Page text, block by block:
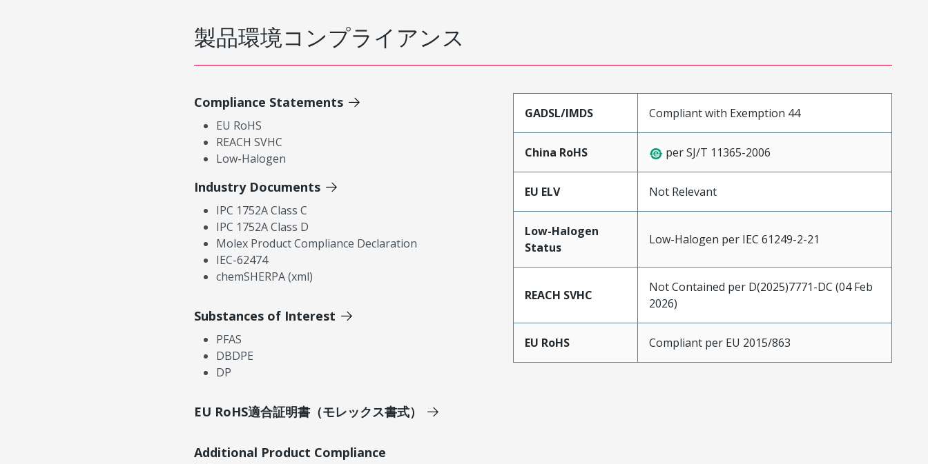
製品環境コンプライアンス
Compliance Statements
EU RoHS
REACH SVHC
Low-Halogen
Industry Documents
IPC 1752A Class C
IPC 1752A Class D
Molex Product Compliance Declaration
IEC-62474
chemSHERPA (xml)
Substances of Interest
PFAS
DBDPE
DP
EU RoHS適合証明書（モレックス書式）
Additional Product Compliance
GADSL/IMDS Compliant with Exemption 44
China RoHS per SJ/T 11365-2006
EU ELV Not Relevant
Low-Halogen
Status
Low-Halogen per IEC 61249-2-21
REACH SVHC
Not Contained per D(2025)7771-DC (04 Feb
2026)
EU RoHS Compliant per EU 2015/863